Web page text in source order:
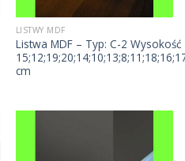
LISTWY MDF
Listwa MDF – Typ: C-2 Wysokość
cm